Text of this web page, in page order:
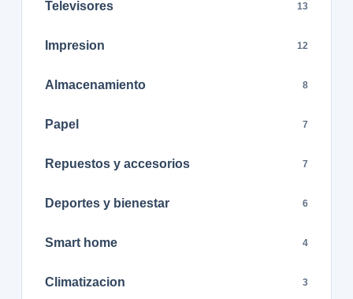
Televisores 13
Impresion 12
Almacenamiento 8
Papel 7
Repuestos y accesorios 7
Deportes y bienestar 6
Smart home 4
Climatizacion 3